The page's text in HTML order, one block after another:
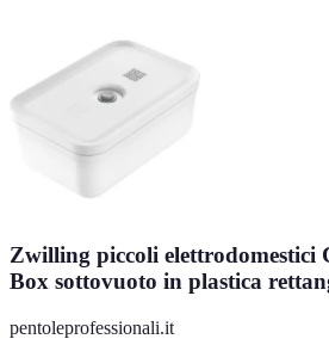
Zwilling piccoli elettrodomestici
Box sottovuoto in plastica
pentoleprofessionali.it